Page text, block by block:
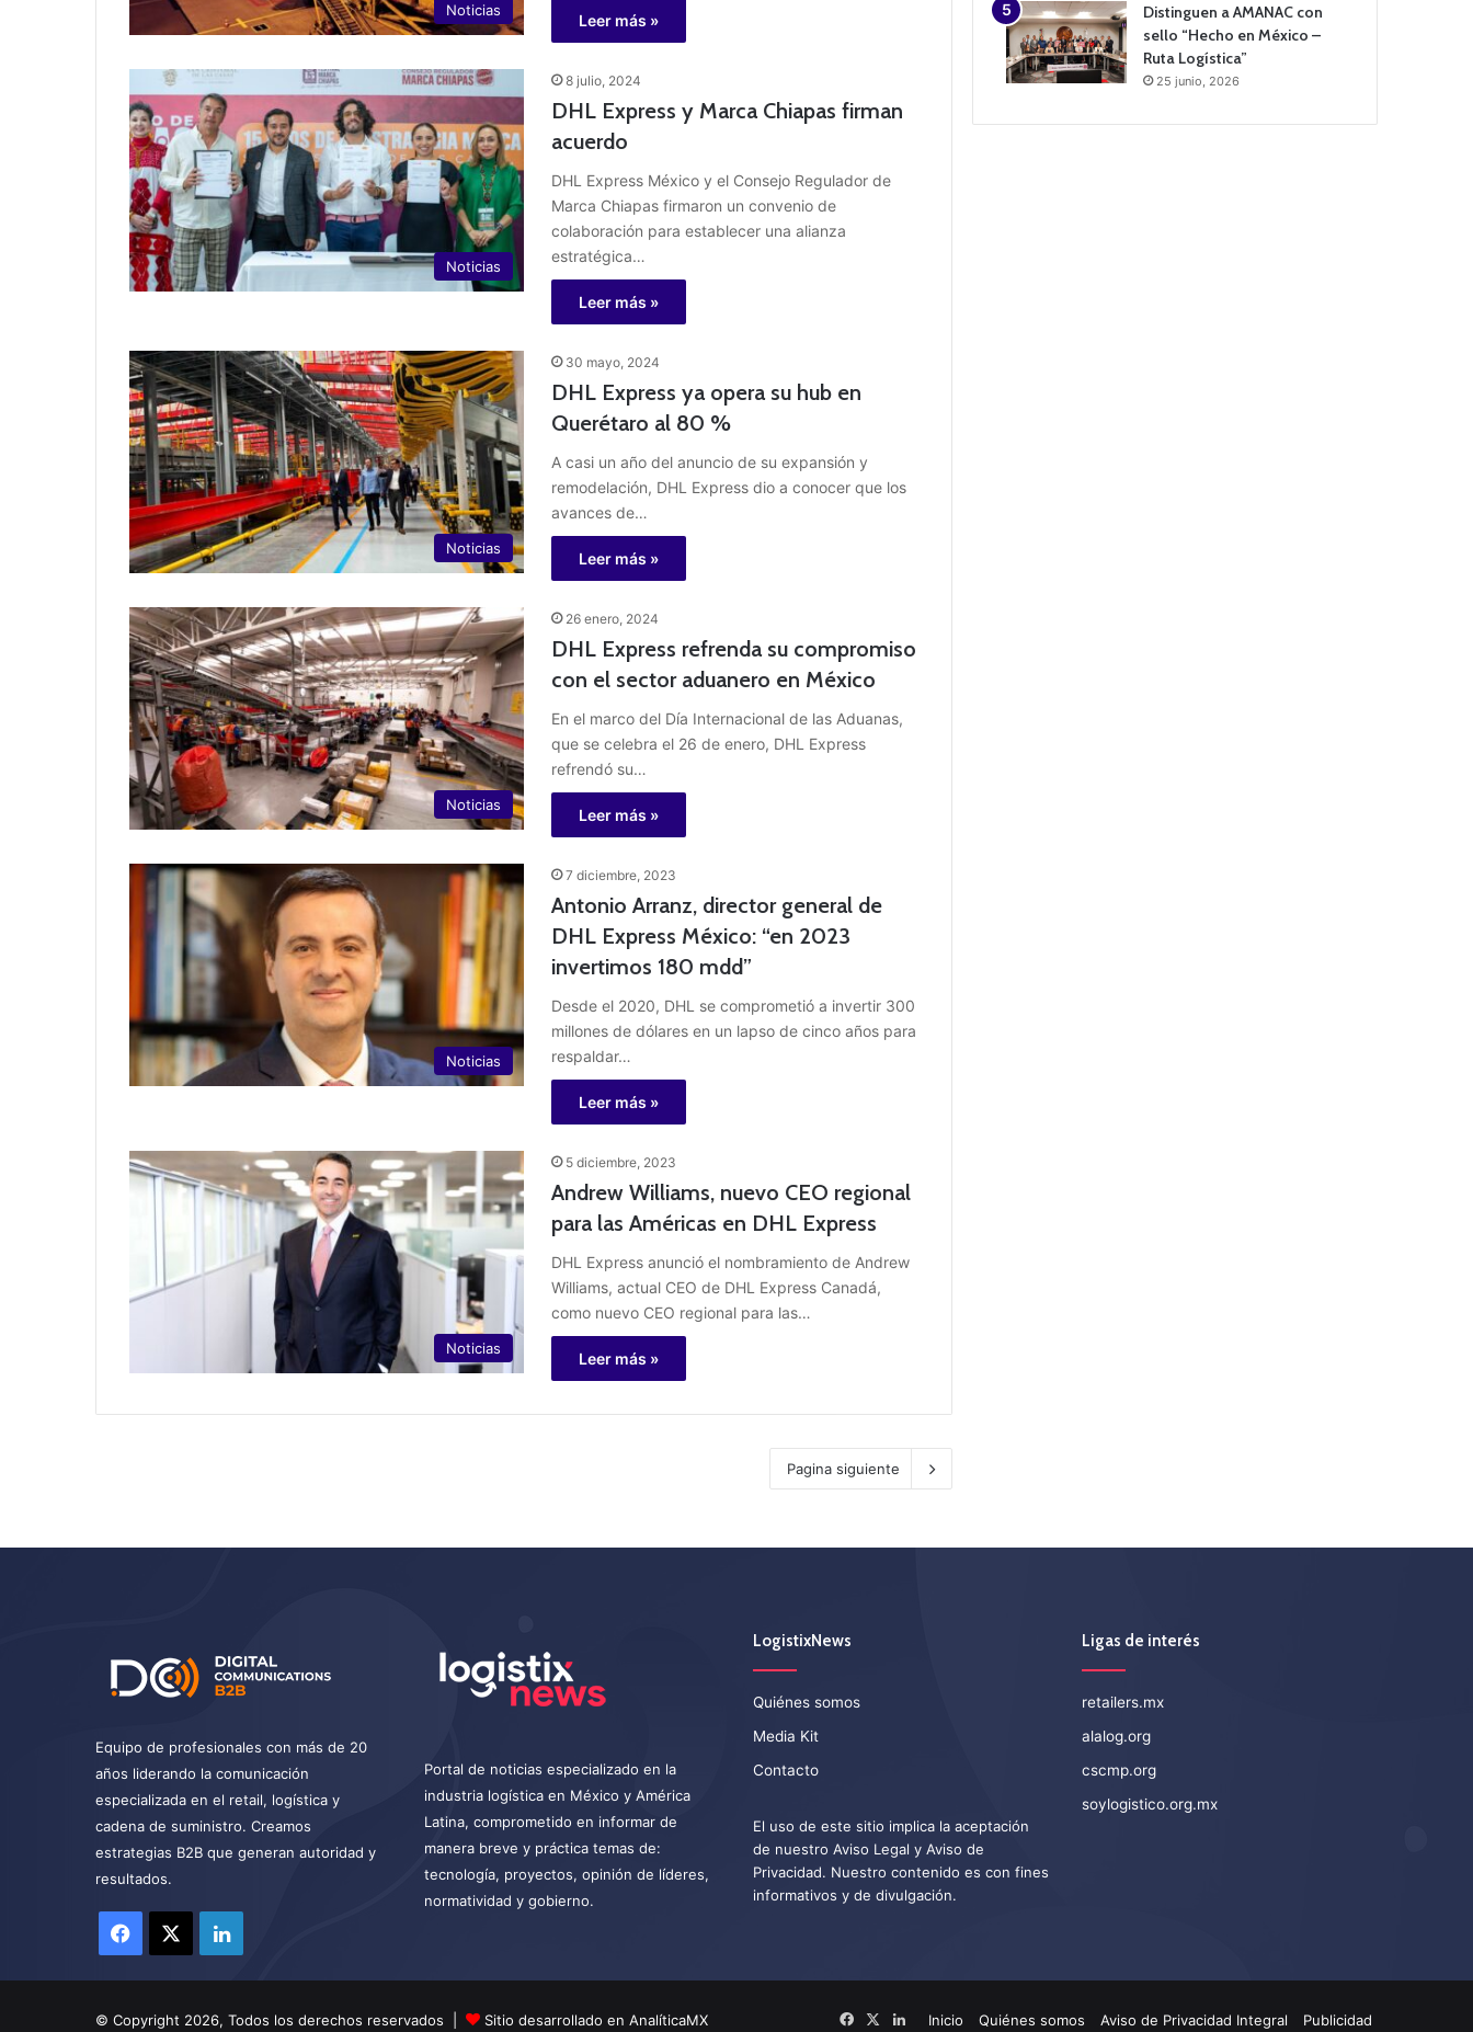
Noticias
Leer más »
Noticias
8 julio, 2024
DHL Express y Marca Chiapas firman
acuerdo
DHL Express México y el Consejo Regulador de
Marca Chiapas firmaron un convenio de
colaboración para establecer una alianza
estratégica…
Leer más »
Noticias
30 mayo, 2024
DHL Express ya opera su hub en
Querétaro al 80 %
A casi un año del anuncio de su expansión y
remodelación, DHL Express dio a conocer que los
avances de…
Leer más »
Noticias
26 enero, 2024
DHL Express refrenda su compromiso
con el sector aduanero en México
En el marco del Día Internacional de las Aduanas,
que se celebra el 26 de enero, DHL Express
refrendó su…
Leer más »
Noticias
7 diciembre, 2023
Antonio Arranz, director general de
DHL Express México: “en 2023
invertimos 180 mdd”
Desde el 2020, DHL se comprometió a invertir 300
millones de dólares en un lapso de cinco años para
respaldar…
Leer más »
Noticias
5 diciembre, 2023
Andrew Williams, nuevo CEO regional
para las Américas en DHL Express
DHL Express anunció el nombramiento de Andrew
Williams, actual CEO de DHL Express Canadá,
como nuevo CEO regional para las…
Leer más »
Pagina siguiente
Distinguen a AMANAC con
sello “Hecho en México –
Ruta Logística”
25 junio, 2026
Equipo de profesionales con más de 20
años liderando la comunicación
especializada en el retail, logística y
cadena de suministro. Creamos
estrategias B2B que generan autoridad y
resultados.
Facebook LinkedIn
Portal de noticias especializado en la
industria logística en México y América
Latina, comprometido en informar de
manera breve y práctica temas de:
tecnología, proyectos, opinión de líderes,
normatividad y gobierno.
LogistixNews
Quiénes somos
Media Kit
Contacto
El uso de este sitio implica la aceptación
de nuestro Aviso Legal y Aviso de
Privacidad. Nuestro contenido es con fines
informativos y de divulgación.
Ligas de interés
retailers.mx
alalog.org
cscmp.org
soylogistico.org.mx
© Copyright 2026, Todos los derechos reservados | Sitio desarrollado en AnalíticaMX Inicio Quiénes somos Aviso de Privacidad Integral Publicidad
FacebookLinkedIn